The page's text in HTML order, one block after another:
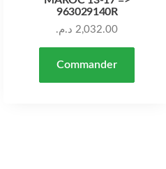
963029140R
2,032.00 د.م.
Commander